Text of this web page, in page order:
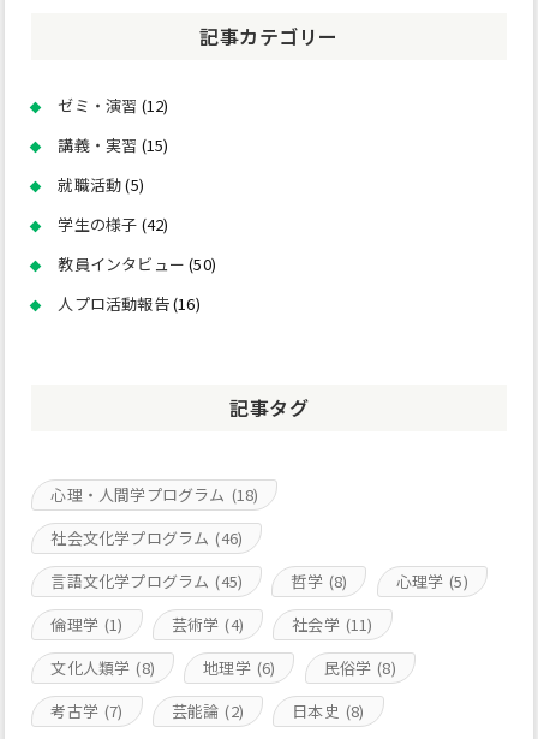
記事カテゴリー
ゼミ・演習 (12)
講義・実習 (15)
就職活動(5)
学生の様子 (42)
教員インタビュー (50)
人プロ活動報告(16)
記事タグ
心理・人間学プログラム (18)
社会文化学プログラム (46)
言語文化学プログラム (45) 哲学 (8) 心理学 (5)
倫理学 (1) 芸術学 (4) 社会学 (11)
文化人類学 (8) 地理学 (6) 民俗学 (8)
考古学 (7) 芸能論 (2) 日本史 (8)